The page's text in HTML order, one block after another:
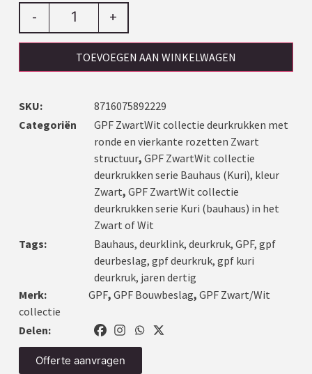
- +
TOEVOEGEN AAN WINKELWAGEN
SKU:
8716075892229
Categoriën
GPF ZwartWit collectie deurkrukken met
ronde en vierkante rozetten Zwart
structuur, GPF ZwartWit collectie
deurkrukken serie Bauhaus (Kuri), kleur
Zwart, GPF ZwartWit collectie
deurkrukken serie Kuri (bauhaus) in het
Zwart of Wit
Tags:
Bauhaus, deurklink, deurkruk, GPF, gpf
deurbeslag, gpf deurkruk, gpf kuri
deurkruk, jaren dertig
Merk:
GPF, GPF Bouwbeslag, GPF Zwart/Wit
collectie
Delen:
Offerte aanvragen